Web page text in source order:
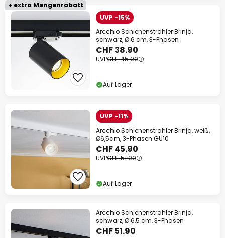
+ extra Mengenrabatt
UVP -15%
Arcchio Schienenstrahler Brinja,
schwarz, Ø 6 cm, 3-Phasen
CHF 38.90
UVPCHF 45.90
Auf Lager
UVP -11%
Arcchio Schienenstrahler Brinja, weiß,
Ø6,5cm, 3-Phasen GU10
CHF 45.90
UVPCHF 51.90
Auf Lager
Arcchio Schienenstrahler Brinja,
schwarz, Ø 6,5 cm, 3-Phasen
CHF 51.90